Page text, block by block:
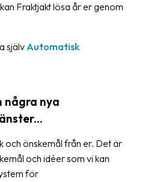
Fraktjakt lösa år er genom
själv Automatisk
några nya
och önskemål från er. Det är
och idéer som vi kan
för